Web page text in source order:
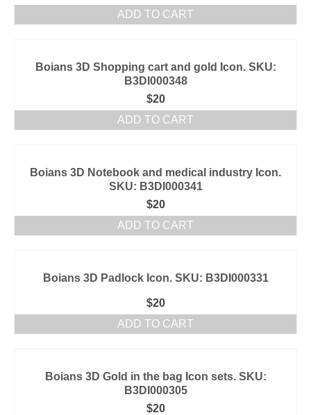
ADD TO CART
Boians 3D Shopping cart and gold Icon. SKU:
B3DI000348
$20
ADD TO CART
Boians 3D Notebook and medical industry Icon.
SKU: B3DI000341
$20
ADD TO CART
Boians 3D Padlock Icon. SKU: B3DI000331
$20
ADD TO CART
Boians 3D Gold in the bag Icon sets. SKU:
B3DI000305
$20